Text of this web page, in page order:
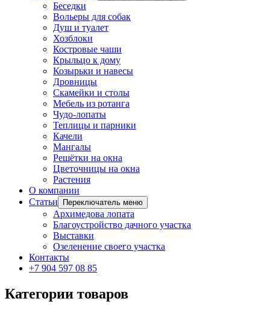
Беседки
Вольеры для собак
Душ и туалет
Хозблоки
Костровые чаши
Крыльцо к дому
Козырьки и навесы
Дровницы
Скамейки и столы
Мебель из ротанга
Чудо-лопаты
Теплицы и парники
Качели
Мангалы
Решётки на окна
Цветочницы на окна
Растения
О компании
Статьи
Переключатель меню
Архимедова лопата
Благоустройство дачного участка
Выставки
Озеленение своего участка
Контакты
+7 904 597 08 85
Категории товаров